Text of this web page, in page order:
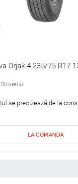
Orjak 4 235/75 R17
Slovenia
se precizează de la
LA COMANDA